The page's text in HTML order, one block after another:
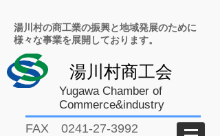
湯川村の商工業の振興と地域発展のために
様々な事業を展開しております。
湯川村商工会
Yugawa Chamber of
Commerce&industry
FAX 0241-27-3992